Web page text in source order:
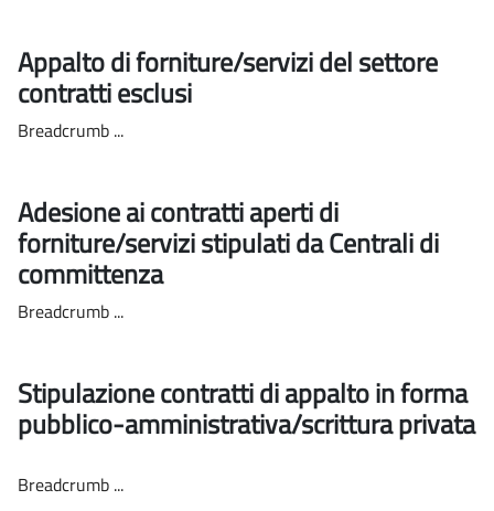
Appalto di forniture/servizi del settore
contratti esclusi
Breadcrumb ...
Adesione ai contratti aperti di
forniture/servizi stipulati da Centrali di
committenza
Breadcrumb ...
Stipulazione contratti di appalto in forma
pubblico-amministrativa/scrittura privata
Breadcrumb ...